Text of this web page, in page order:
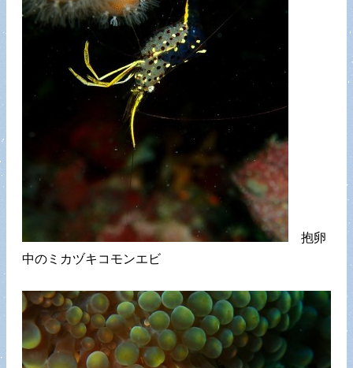
抱卵
中のミカヅキコモンエビ